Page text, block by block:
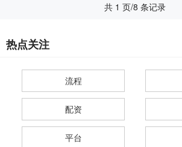
共 1 页/8 条记录
热点关注
流程
配资
平台